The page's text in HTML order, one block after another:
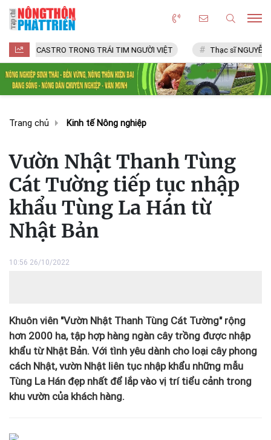
TRONG TRÁI TIM NGƯỜI VIỆT Thạc sĩ NGUYỄN VĂN CHÍ
Trang chủ Kinh tế Nông nghiệp
Vườn Nhật Thanh Tùng
Cát Tường tiếp tục nhập
khẩu Tùng La Hán từ
Nhật Bản
10:56 26/10/2022
Khuôn viên "Vườn Nhật Thanh Tùng Cát Tường" rộng
hơn 2000 ha, tập hợp hàng ngàn cây trồng được nhập
khẩu từ Nhật Bản. Với tình yêu dành cho loại cây phong
cách Nhật, vườn Nhật liên tục nhập khẩu những mẫu
Tùng La Hán đẹp nhất để lắp vào vị trí tiểu cảnh trong
khu vườn của khách hàng.